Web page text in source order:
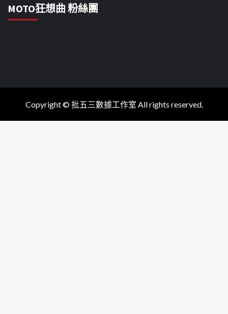
MOTO狂想曲 粉絲團
Copyright © 批五三數據工作室 All rights reserved.